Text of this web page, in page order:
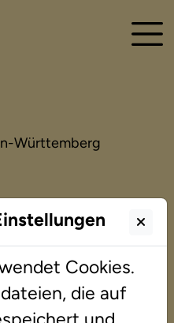
Württemberg
in Stuttgart
Cookies.
die auf